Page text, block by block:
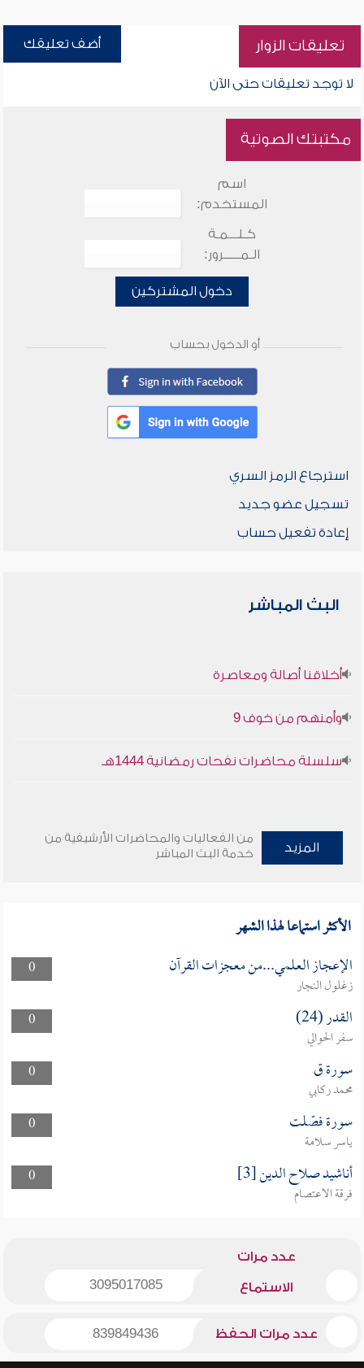
تعليقات الزوار أضف تعليقك
لا توجد تعليقات حتى الآن
مكتبتك الصوتية
اسم
المستخدم:
كـلـــمـة
الـمـــــرور:
دخول المشتركين
أو الدخول بحساب
استرجاع الرمز السري
تسجيل عضو جديد
إعادة تفعيل حساب
البث المباشر
أخلاقنا أصالة ومعاصرة
وأمنهم من خوف 9
سلسلة محاضرات نفحات رمضانية 1444هـ
المزيد
من الفعاليات والمحاضرات الأرشيفية من
خدمة البث المباشر
الأكثر استماعا لهذا الشهر
0 الإعجاز العلمي...من معجزات القرآن
زغلول النجار
0
القدر (24)
سفر الحوالي
0
سورة ق
محمد ركابي
0
سورة فصّلت
ياسر سلامة
0
أناشيد صلاح الدين [3]
فرقة الاعتصام
عدد مرات
الاستماع 3095017085
عدد مرات الحفظ 839849436